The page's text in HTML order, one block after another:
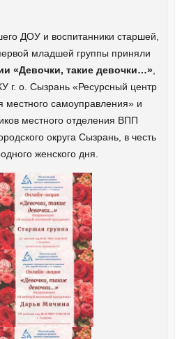
ДОУ и воспитанники старшей,
младшей группы приняли
«Девочки, такие девочки…»
г. о. Сызрань «Ресурсный центр
местного самоуправления» и
местного отделения ВПП
округа Сызрань, в честь
женского дня.